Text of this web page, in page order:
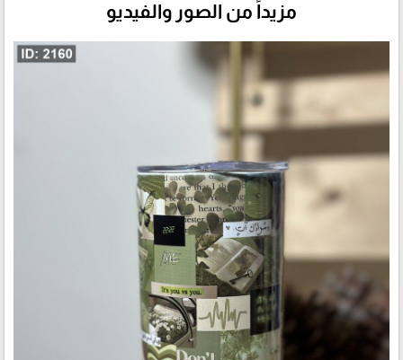
مزيداً من الصور والفيديو